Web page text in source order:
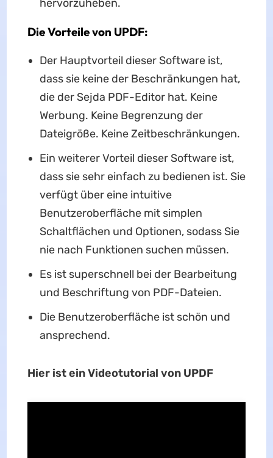
hervorzuheben.
Die Vorteile von UPDF:
Der Hauptvorteil dieser Software ist,
dass sie keine der Beschränkungen hat,
die der Sejda PDF-Editor hat. Keine
Werbung. Keine Begrenzung der
Dateigröße. Keine Zeitbeschränkungen.
Ein weiterer Vorteil dieser Software ist,
dass sie sehr einfach zu bedienen ist. Sie
verfügt über eine intuitive
Benutzeroberfläche mit simplen
Schaltflächen und Optionen, sodass Sie
nie nach Funktionen suchen müssen.
Es ist superschnell bei der Bearbeitung
und Beschriftung von PDF-Dateien.
Die Benutzeroberfläche ist schön und
ansprechend.
Hier ist ein Videotutorial von UPDF